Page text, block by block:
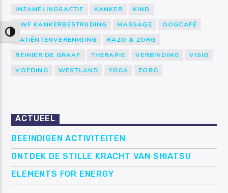
Keuze voor hoog contrast
INZAMELINGSACTIE
KANKER
KIND
KWF KANKERBESTRIJDING
MASSAGE
OOGCAFÉ
PATIËNTENVERENIGING
RAZO & ZORG
REINIER DE GRAAF
THERAPIE VERBINDING
VISIO
VOEDING
WESTLAND YOGA ZORG
ACTUEEL
BEEINDIGEN ACTIVITEITEN
ONTDEK DE STILLE KRACHT VAN SHIATSU
ELEMENTS FOR ENERGY